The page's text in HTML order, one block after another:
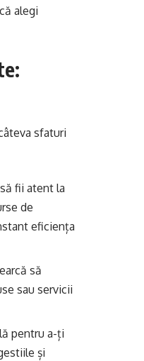
alegi
sfaturi
fii atent la
de
eficiența
să
sau servicii
pentru a-ți
și